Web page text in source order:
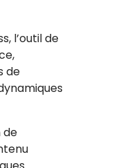
l’outil de
de
de